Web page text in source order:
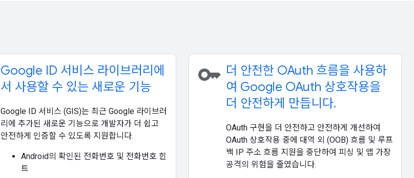
Google ID 서비스 라이브러리에
서 사용할 수 있는 새로운 기능
Google ID 서비스 (GIS)는 최근 Google 라이브러
리에 추가된 새로운 기능으로 개발자가 더 쉽고
안전하게 인증할 수 있도록 지원합니다.
Android의 확인된 전화번호 및 전화번호 힌
트
key 더 안전한 OAuth 흐름을 사용하
여 Google OAuth 상호작용을
더 안전하게 만듭니다.
OAuth 구현을 더 안전하고 안전하게 개선하여
OAuth 상호작용 중에 대역 외 (OOB) 흐름 및 루프
백 IP 주소 흐름 지원을 중단하여 피싱 및 앱 가장
공격의 위험을 줄였습니다.